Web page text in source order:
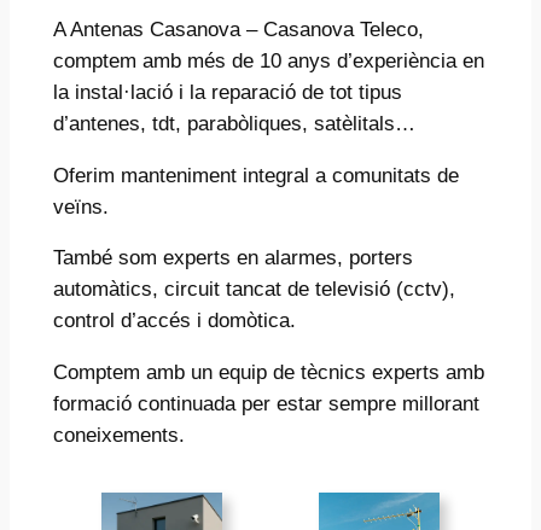
A Antenas Casanova – Casanova Teleco,
comptem amb més de 10 anys d’experiència en
la instal·lació i la reparació de tot tipus
d’antenes, tdt, parabòliques, satèlitals…
Oferim manteniment integral a comunitats de
veïns.
També som experts en alarmes, porters
automàtics, circuit tancat de televisió (cctv),
control d’accés i domòtica.
Comptem amb un equip de tècnics experts amb
formació continuada per estar sempre millorant
coneixements.